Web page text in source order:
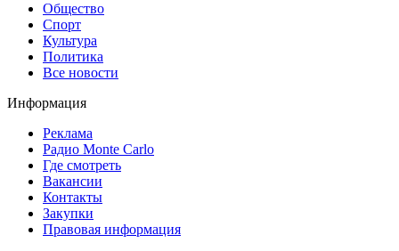
Общество
Спорт
Культура
Политика
Все новости
Информация
Реклама
Радио Monte Carlo
Где смотреть
Вакансии
Контакты
Закупки
Правовая информация